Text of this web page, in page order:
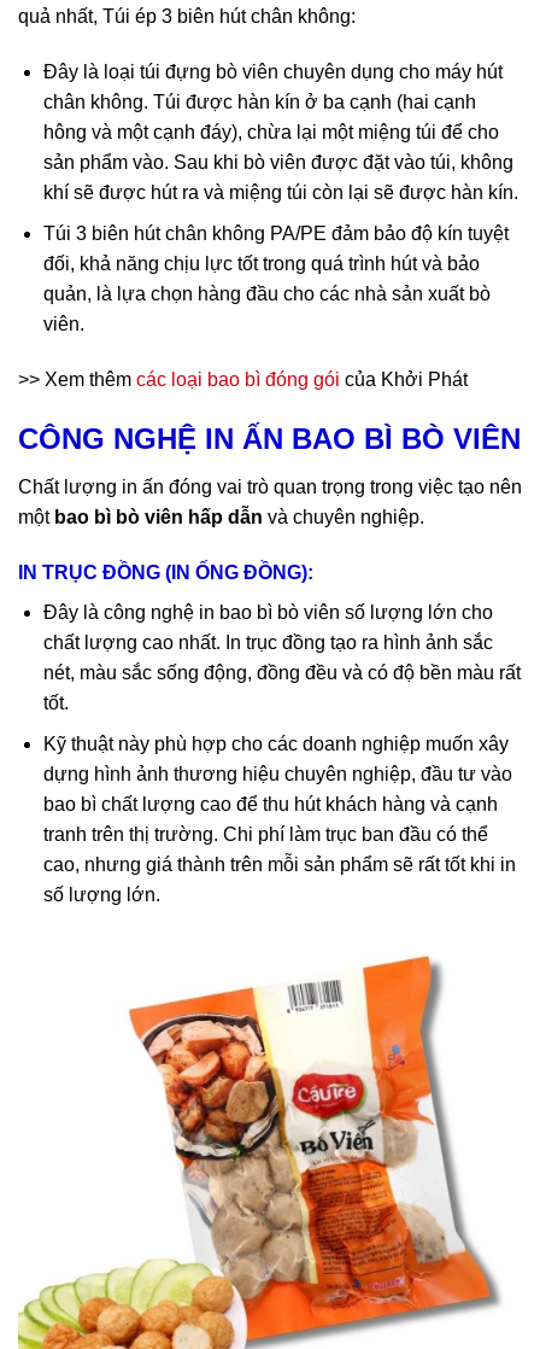
quả nhất, Túi ép 3 biên hút chân không:
Đây là loại túi đựng bò viên chuyên dụng cho máy hút
chân không. Túi được hàn kín ở ba cạnh (hai cạnh
hông và một cạnh đáy), chừa lại một miệng túi để cho
sản phẩm vào. Sau khi bò viên được đặt vào túi, không
khí sẽ được hút ra và miệng túi còn lại sẽ được hàn kín.
Túi 3 biên hút chân không PA/PE đảm bảo độ kín tuyệt
đối, khả năng chịu lực tốt trong quá trình hút và bảo
quản, là lựa chọn hàng đầu cho các nhà sản xuất bò
viên.
>> Xem thêm các loại bao bì đóng gói của Khởi Phát
CÔNG NGHỆ IN ẤN BAO BÌ BÒ VIÊN
Chất lượng in ấn đóng vai trò quan trọng trong việc tạo nên
một bao bì bò viên hấp dẫn và chuyên nghiệp.
IN TRỤC ĐỒNG (IN ỐNG ĐỒNG):
Đây là công nghệ in bao bì bò viên số lượng lớn cho
chất lượng cao nhất. In trục đồng tạo ra hình ảnh sắc
nét, màu sắc sống động, đồng đều và có độ bền màu rất
tốt.
Kỹ thuật này phù hợp cho các doanh nghiệp muốn xây
dựng hình ảnh thương hiệu chuyên nghiệp, đầu tư vào
bao bì chất lượng cao để thu hút khách hàng và cạnh
tranh trên thị trường. Chi phí làm trục ban đầu có thể
cao, nhưng giá thành trên mỗi sản phẩm sẽ rất tốt khi in
số lượng lớn.